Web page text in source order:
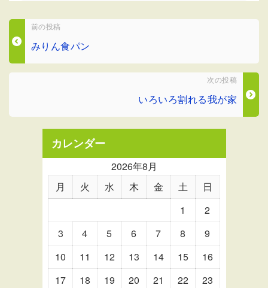
前の投稿
みりん食パン
次の投稿
いろいろ割れる我が家
カレンダー
2026年8月
月
火 水 木 金 土
日
1
2
3
4 5 6 7 8
9
10
11 12 13 14 15
16
17
18 19 20 21 22
23